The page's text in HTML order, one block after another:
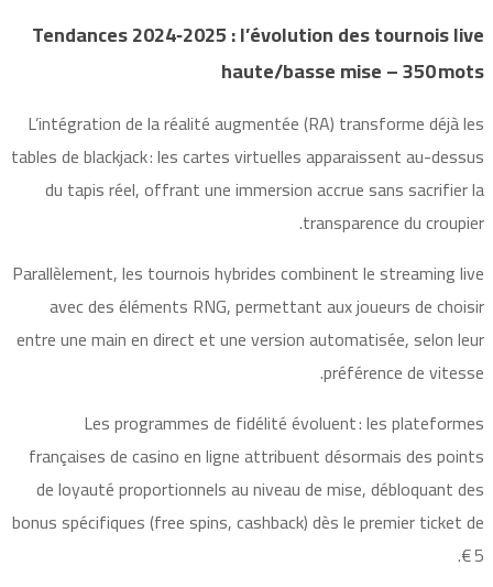
Tendances 2024‑2025 : l’évolution des tournois live
haute/basse mise – 350 mots
L’intégration de la réalité augmentée (RA) transforme déjà les
tables de blackjack : les cartes virtuelles apparaissent au-dessus
du tapis réel, offrant une immersion accrue sans sacrifier la
transparence du croupier.
Parallèlement, les tournois hybrides combinent le streaming live
avec des éléments RNG, permettant aux joueurs de choisir
entre une main en direct et une version automatisée, selon leur
préférence de vitesse.
Les programmes de fidélité évoluent : les plateformes
françaises de casino en ligne attribuent désormais des points
de loyauté proportionnels au niveau de mise, débloquant des
bonus spécifiques (free spins, cashback) dès le premier ticket de
5 €.